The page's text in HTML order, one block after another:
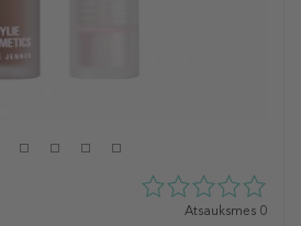
0
Atsauksmes 0